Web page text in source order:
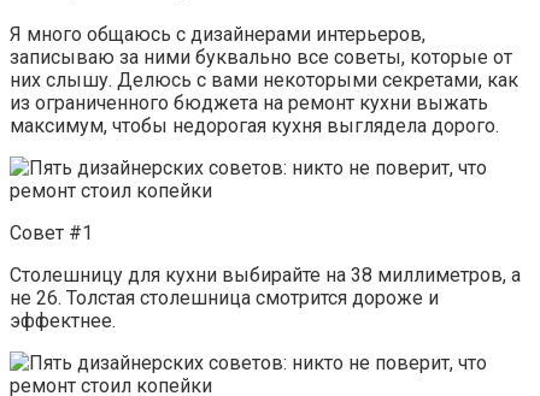
Я много общаюсь с дизайнерами интерьеров,
записываю за ними буквально все советы, которые от
них слышу. Делюсь с вами некоторыми секретами, как
из ограниченного бюджета на ремонт кухни выжать
максимум, чтобы недорогая кухня выглядела дорого.
Совет #1
Столешницу для кухни выбирайте на 38 миллиметров, а
не 26. Толстая столешница смотрится дороже и
эффектнее.